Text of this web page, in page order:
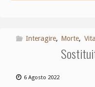
Interagire, Morte, Vita
6 Agosto 2022